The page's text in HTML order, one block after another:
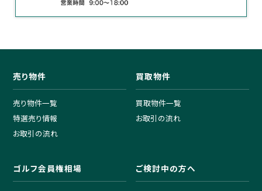
売り物件
売り物件一覧
特選売り情報
お取引の流れ
買取物件
買取物件一覧
お取引の流れ
ゴルフ会員権相場 ご検討中の方へ